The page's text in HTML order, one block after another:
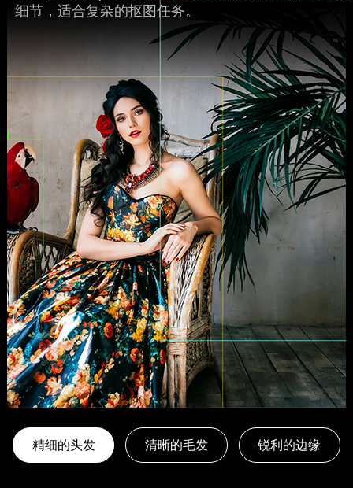
细节，适合复杂的抠图任务。
精细的头发 清晰的毛发 锐利的边缘